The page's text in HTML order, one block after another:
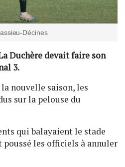
Décines
Duchère devait faire son
3.
nouvelle saison, les
sur la pelouse du
qui balayaient le stade
les officiels à annuler